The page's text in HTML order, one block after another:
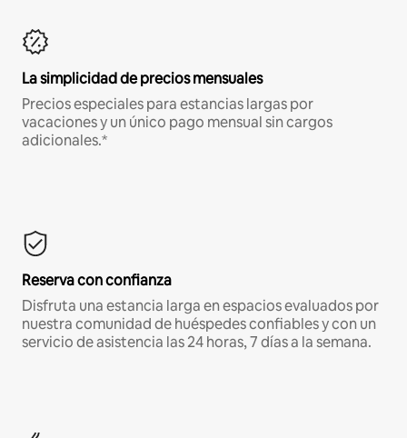
La simplicidad de precios mensuales
Precios especiales para estancias largas por
vacaciones y un único pago mensual sin cargos
adicionales.*
Reserva con confianza
Disfruta una estancia larga en espacios evaluados por
nuestra comunidad de huéspedes confiables y con un
servicio de asistencia las 24 horas, 7 días a la semana.